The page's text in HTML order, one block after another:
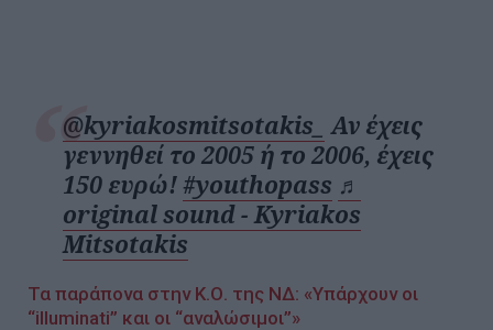
@kyriakosmitsotakis_ Αν έχεις
γεννηθεί το 2005 ή το 2006, έχεις
150 ευρώ! #youthopass ♬
original sound - Kyriakos
Mitsotakis
Τα παράπονα στην Κ.Ο. της ΝΔ: «Υπάρχουν οι
“illuminati” και οι “αναλώσιμοι”»